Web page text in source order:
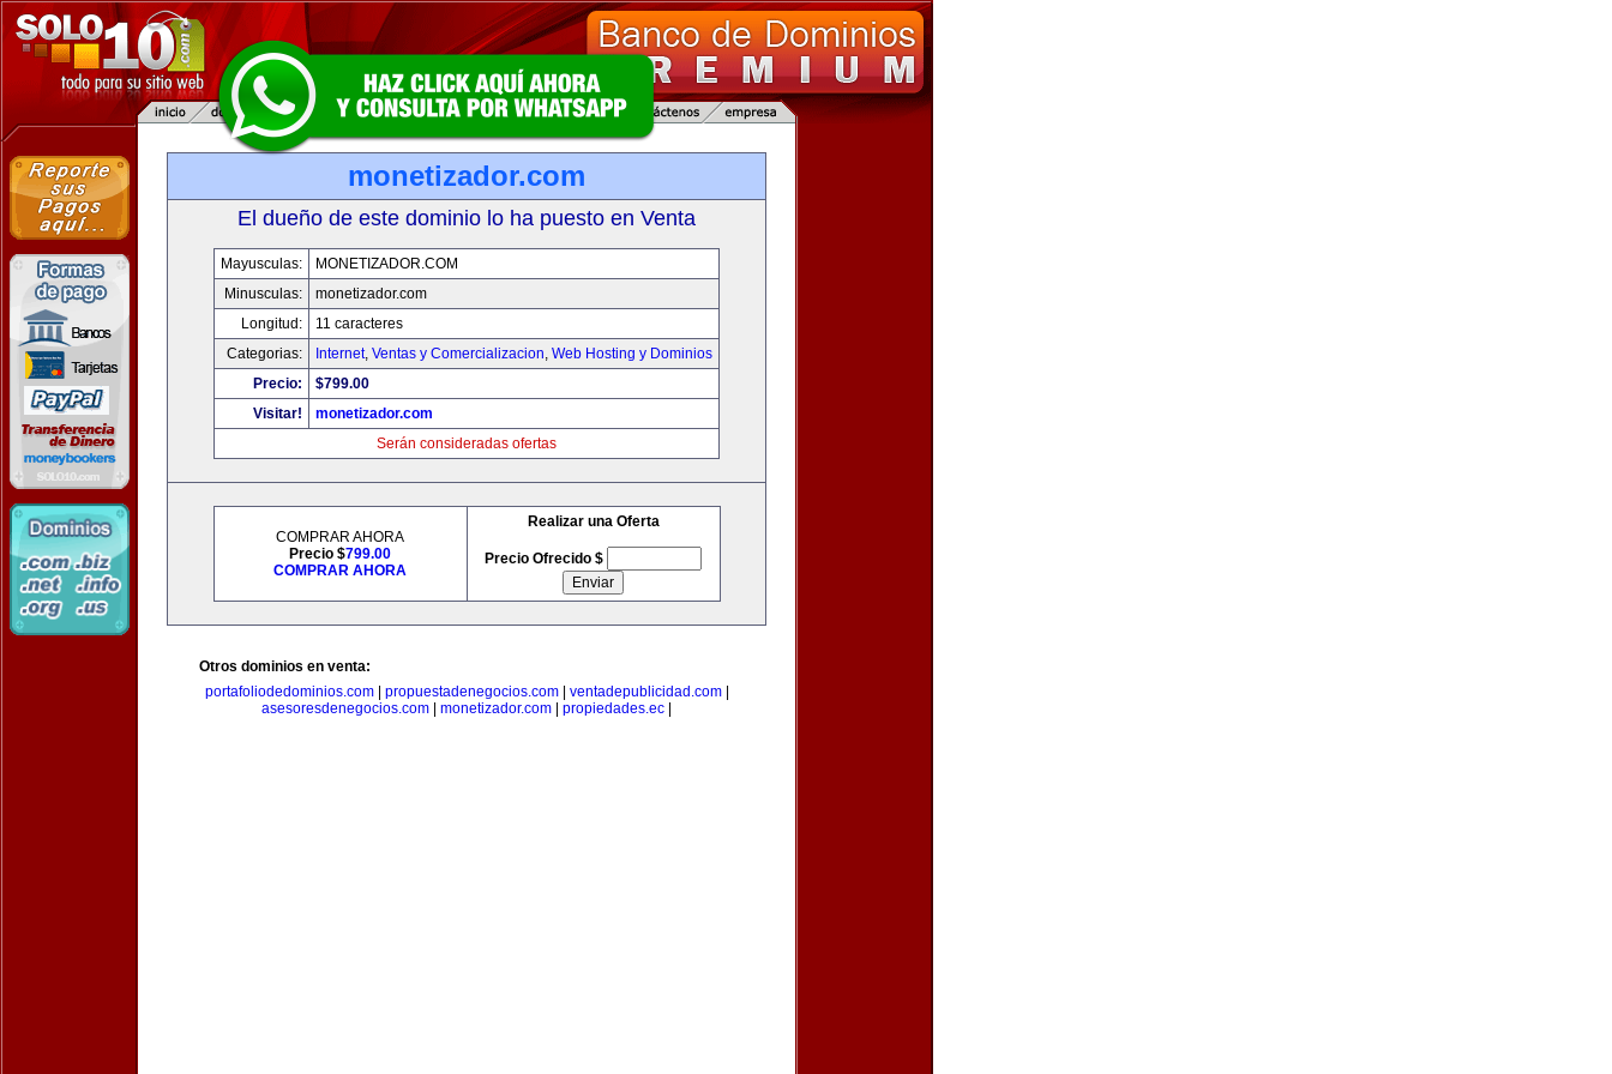
monetizador.com
El dueño de este dominio lo ha puesto en Venta
Mayusculas:
MONETIZADOR.COM
Minusculas:
monetizador.com
Longitud:
11 caracteres
Categorias:
Internet, Ventas y Comercializacion, Web Hosting y Dominios
Precio:
$799.00
Visitar!
monetizador.com
Serán consideradas ofertas
COMPRAR AHORA
Precio $799.00
COMPRAR AHORA
Realizar una Oferta
Precio Ofrecido $
Otros dominios en venta:
portafoliodedominios.com| propuestadenegocios.com| ventadepublicidad.com|
asesoresdenegocios.com
monetizador.com propiedades.ec